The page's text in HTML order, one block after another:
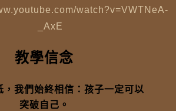
watch?v=VWTNeA-
_AxE
教學信念
，我們始終相信：孩子一定可以
突破自己。